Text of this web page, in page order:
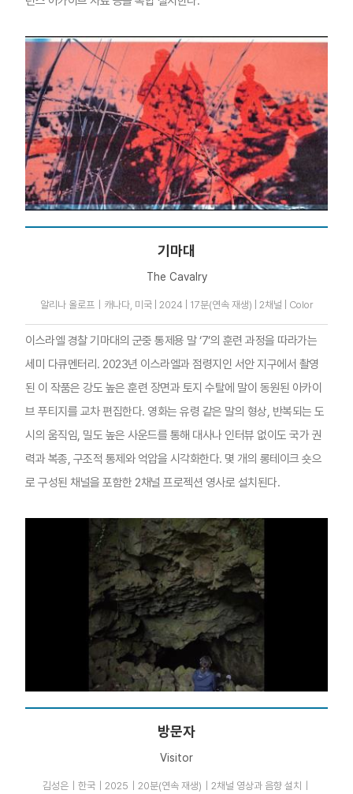
기마대
The Cavalry
알리나 올로프｜캐나다, 미국 | 2024 | 17분(연속 재생) | 2채널 | Color
이스라엘 경찰 기마대의 군중 통제용 말 ‘7’의 훈련 과정을 따라가는
세미 다큐멘터리. 2023년 이스라엘과 점령지인 서안 지구에서 촬영
된 이 작품은 강도 높은 훈련 장면과 토지 수탈에 말이 동원된 아카이
브 푸티지를 교차 편집한다. 영화는 유령 같은 말의 형상, 반복되는 도
시의 움직임, 밀도 높은 사운드를 통해 대사나 인터뷰 없이도 국가 권
력과 복종, 구조적 통제와 억압을 시각화한다. 몇 개의 롱테이크 숏으
로 구성된 채널을 포함한 2채널 프로젝션 영사로 설치된다.
방문자
Visitor
김성은｜한국｜2025｜20분(연속 재생)｜2채널 영상과 음향 설치｜